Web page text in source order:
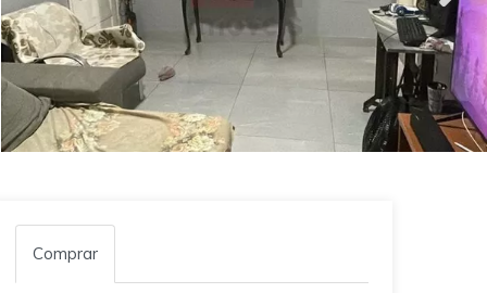
Comprar